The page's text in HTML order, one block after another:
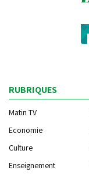
RUBRIQUES
Matin TV
Economie
Culture
Enseignement